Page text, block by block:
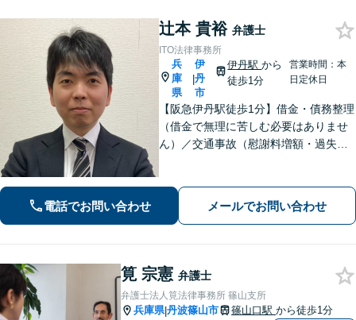
辻本 貴裕 弁護士
ITO法律事務所
兵
庫
県
|
伊
丹
市
伊丹駅から
徒歩1分
営業時間：本
日定休日
【阪急伊丹駅徒歩1分】借金・債務整理
（借金で無理に苦しむ必要はありませ
ん）／交通事故（慰謝料増額・過失割
／刑事事件（被害者側も対応）／相続
／離婚問題など。まずはお気軽にご相
電話でお問い合わせ メールでお問い合わせ
筧 宗憲 弁護士
弁護士法人筧法律事務所 篠山支所
兵庫県|丹波篠山市 篠山口駅 から徒歩1分